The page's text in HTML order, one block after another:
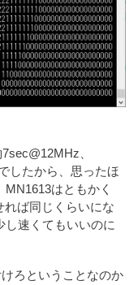
、
したから、思ったほ
はともかく
れば同じくらいにな
し速くてもいいのに
ろということなのか